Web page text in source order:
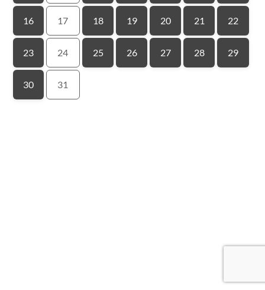
16 17 18 19 20 21 22
23 24 25 26 27 28 29
30 31